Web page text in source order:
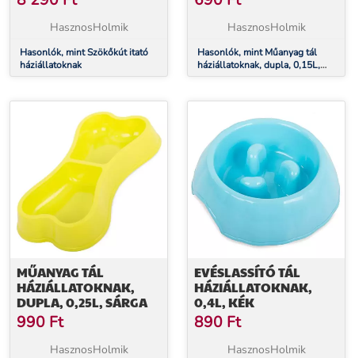
HasznosHolmik
Hasonlók, mint Szökőkút itató
háziállatoknak
HasznosHolmik
Hasonlók, mint Műanyag tál
háziállatoknak, dupla, 0,15L,
sárga
MŰANYAG TÁL
HÁZIÁLLATOKNAK,
DUPLA, 0,25L, SÁRGA
990 Ft
HasznosHolmik
EVÉSLASSÍTÓ TÁL
HÁZIÁLLATOKNAK,
0,4L, KÉK
890 Ft
HasznosHolmik